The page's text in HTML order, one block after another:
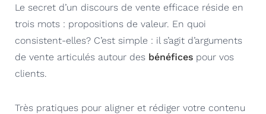
Le secret d’un discours de vente efficace réside en
trois mots : propositions de valeur. En quoi
consistent-elles? C’est simple : il s’agit d’arguments
de vente articulés autour des bénéfices pour vos
clients.
Très pratiques pour aligner et rédiger votre contenu